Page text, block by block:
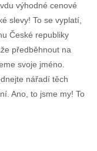
výhodné cenové
slevy! To se vyplatí,
České republiky
předběhnout na
svoje jméno.
nářadí těch
Ano, to jsme my! To